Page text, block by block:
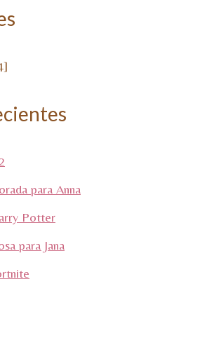
para Anna
Potter
para Jana